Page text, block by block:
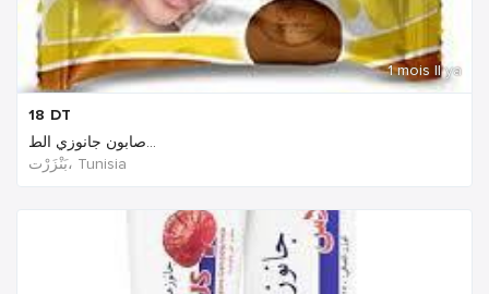
1 mois Il ya
18 DT
صابون جانوزي الط...
بَنْزَرْت‎، Tunisia